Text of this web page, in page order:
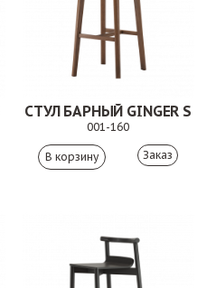
СТУЛ БАРНЫЙ GINGER S
001-160
Заказ